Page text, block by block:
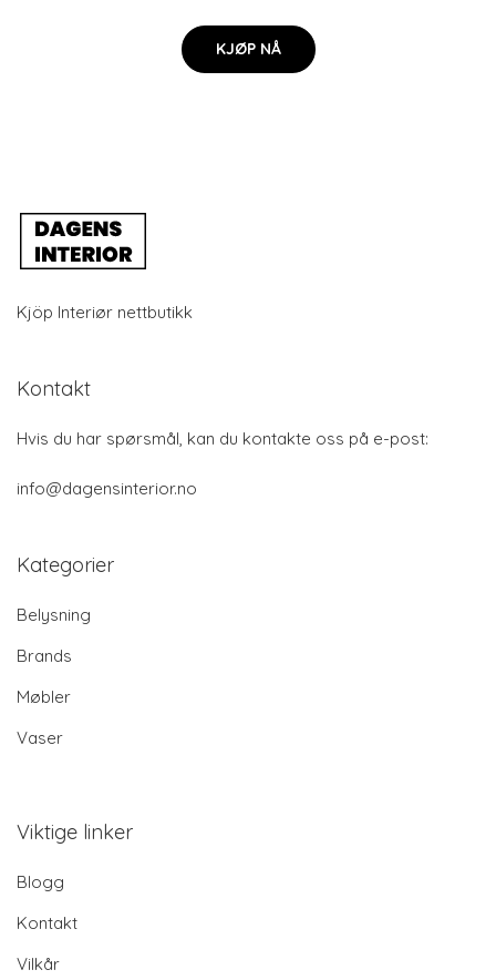
KJØP NÅ
Kjöp Interiør nettbutikk
Kontakt
Hvis du har spørsmål, kan du kontakte oss på e-post:
info@dagensinterior.no
Kategorier
Belysning
Brands
Møbler
Vaser
Viktige linker
Blogg
Kontakt
Vilkår